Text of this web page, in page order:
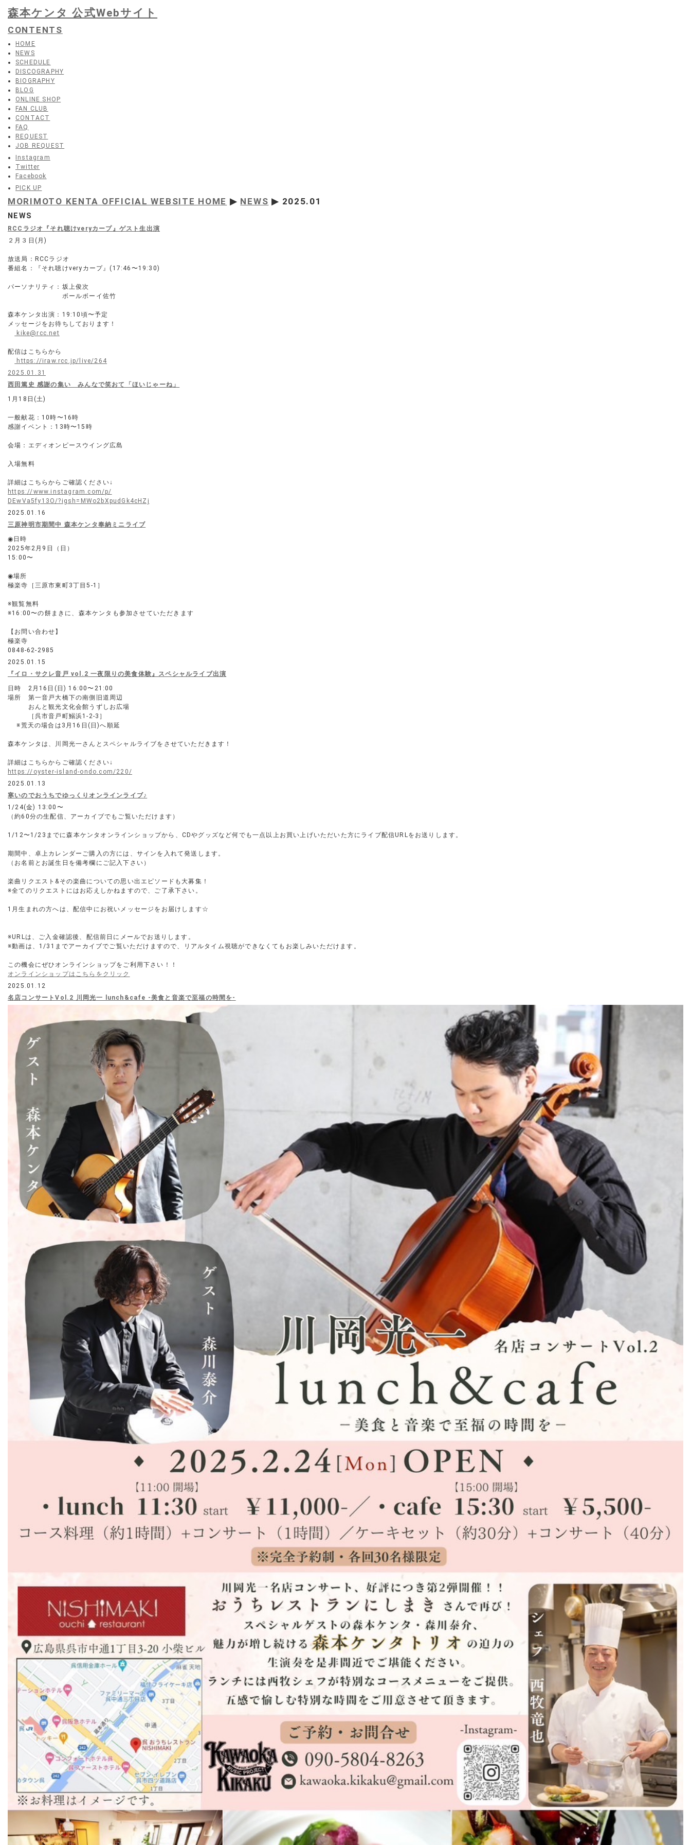
森本ケンタ 公式Webサイト
CONTENTS
HOME
NEWS
SCHEDULE
DISCOGRAPHY
BIOGRAPHY
BLOG
ONLINE SHOP
FAN CLUB
CONTACT
FAQ
REQUEST
JOB REQUEST
Instagram
Twitter
Facebook
PICK UP
MORIMOTO KENTA OFFICIAL WEBSITE HOME ▶ NEWS ▶ 2025.01
NEWS
RCCラジオ『それ聴けveryカープ』ゲスト生出演
２月３日(月)
放送局：RCCラジオ
番組名：『それ聴けveryカープ』(17:46〜19:30)
パーソナリティ：坂上俊次
ボールボーイ佐竹
森本ケンタ出演：19:10頃〜予定
メッセージをお待ちしております！
kike@rcc.net
配信はこちらから
https://iraw.rcc.jp/live/264
2025.01.31
西田篤史 感謝の集い みんなで笑おて「ほいじゃーね」
1月18日(土)
一般献花：10時〜16時
感謝イベント：13時〜15時
会場：エディオンピースウイング広島
入場無料
詳細はこちらからご確認ください↓
https://www.instagram.com/p/
DEwVa5fy13O/?igsh=MWo2bXpudGk4cHZj
2025.01.16
三原神明市期間中 森本ケンタ奉納ミニライブ
◉日時
2025年2月9日（日）
15:00〜
◉場所
極楽寺［三原市東町3丁目5-1］
※観覧無料
※16:00〜の餅まきに、森本ケンタも参加させていただきます
【お問い合わせ】
極楽寺
0848-62-2985
2025.01.15
『イロ・サクレ音戸 vol.2 一夜限りの美食体験』スペシャルライブ出演
日時 2月16日(日) 16:00〜21:00
場所 第一音戸大橋下の南側旧道周辺
おんと観光文化会館うずしお広場
［呉市音戸町鰯浜1-2-3］
※荒天の場合は3月16日(日)へ順延
森本ケンタは、川岡光一さんとスペシャルライブをさせていただきます！
詳細はこちらからご確認ください↓
https://oyster-island-ondo.com/220/
2025.01.13
寒いのでおうちでゆっくりオンラインライブ♪
1/24(金) 13:00〜
（約60分の生配信、アーカイブでもご覧いただけます）
1/12〜1/23までに森本ケンタオンラインショップから、CDやグッズなど何でも一点以上お買い上げいただいた方にライブ配信URLをお送りします。
期間中、卓上カレンダーご購入の方には、サインを入れて発送します。
（お名前とお誕生日を備考欄にご記入下さい）
楽曲リクエスト&その楽曲についての思い出エピソードも大募集！
※全てのリクエストにはお応えしかねますので、ご了承下さい。
1月生まれの方へは、配信中にお祝いメッセージをお届けします☆
※URLは、ご入金確認後、配信前日にメールでお送りします。
※動画は、1/31までアーカイブでご覧いただけますので、リアルタイム視聴ができなくてもお楽しみいただけます。
この機会にぜひオンラインショップをご利用下さい！！
オンラインショップはこちらをクリック
2025.01.12
名店コンサートVol.2 川岡光一 lunch&cafe -美食と音楽で至福の時間を-